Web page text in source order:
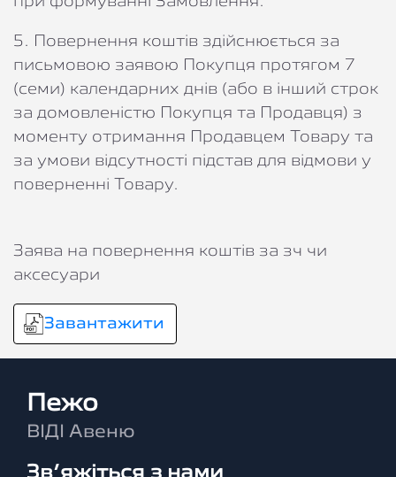
5. Повернення коштів здійснюється за
письмовою заявою Покупця протягом 7
(семи) календарних днів (або в інший строк
за домовленістю Покупця та Продавця) з
моменту отримання Продавцем Товару та
за умови відсутності підстав для відмови у
поверненні Товару.
Заява на повернення коштів за зч чи
аксесуари
Завантажити
Пежо
ВІДІ Авеню
Зв’яжіться з нами